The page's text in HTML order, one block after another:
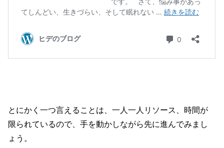
とにかく一つ言えることは、一人一人リソース、時間が
限られているので、手を動かしながら先に進んでみまし
ょう。